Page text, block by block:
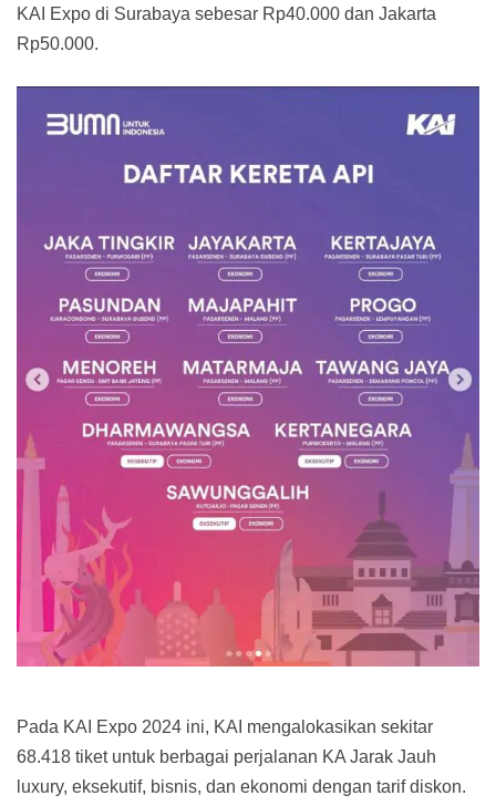
KAI Expo di Surabaya sebesar Rp40.000 dan Jakarta
Rp50.000.
Pada KAI Expo 2024 ini, KAI mengalokasikan sekitar
68.418 tiket untuk berbagai perjalanan KA Jarak Jauh
luxury, eksekutif, bisnis, dan ekonomi dengan tarif diskon.